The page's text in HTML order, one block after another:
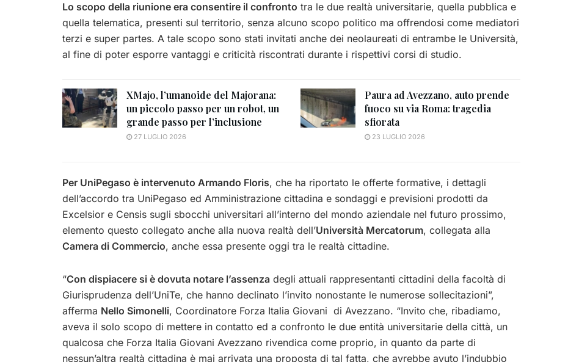
Lo scopo della riunione era consentire il confronto tra le due realtà universitarie, quella pubblica e
quella telematica, presenti sul territorio, senza alcuno scopo politico ma offrendosi come mediatori
terzi e super partes. A tale scopo sono stati invitati anche dei neolaureati di entrambe le Università,
al fine di poter esporre vantaggi e criticità riscontrati durante i rispettivi corsi di studio.
XMajo, l’umanoide del Majorana:
un piccolo passo per un robot, un
grande passo per l’inclusione
27 LUGLIO 2026
Paura ad Avezzano, auto prende
fuoco su via Roma: tragedia
sfiorata
23 LUGLIO 2026
Per UniPegaso è intervenuto Armando Floris, che ha riportato le offerte formative, i dettagli
dell’accordo tra UniPegaso ed Amministrazione cittadina e sondaggi e previsioni prodotti da
Excelsior e Censis sugli sbocchi universitari all’interno del mondo aziendale nel futuro prossimo,
elemento questo collegato anche alla nuova realtà dell’Università Mercatorum, collegata alla
Camera di Commercio, anche essa presente oggi tra le realtà cittadine.
“Con dispiacere si è dovuta notare l’assenza degli attuali rappresentanti cittadini della facoltà di
Giurisprudenza dell’UniTe, che hanno declinato l’invito nonostante le numerose sollecitazioni”,
afferma Nello Simonelli, Coordinatore Forza Italia Giovani di Avezzano. “Invito che, ribadiamo,
aveva il solo scopo di mettere in contatto ed a confronto le due entità universitarie della città, un
qualcosa che Forza Italia Giovani Avezzano rivendica come proprio, in quanto da parte di
nessun’altra realtà cittadina è mai arrivata una proposta di tal fatta, che avrebbe avuto l’indubbio